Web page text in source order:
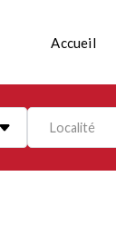
Accueil
Localité